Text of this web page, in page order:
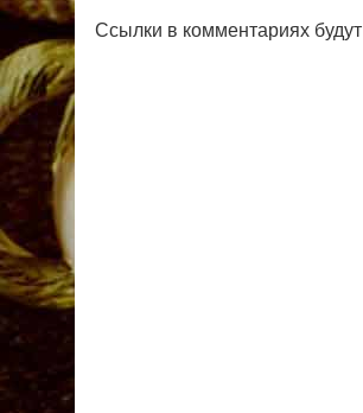
Ссылки в комментариях будут